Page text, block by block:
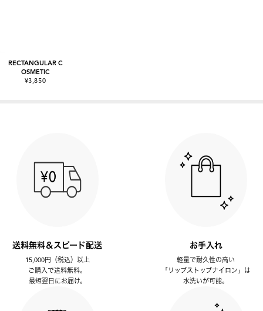
RECTANGULAR C
OSMETIC
¥3,850
送料無料＆スピード配送
15,000円（税込）以上
ご購入で送料無料。
最短翌日にお届け。
お手入れ
軽量で耐久性の高い
「リップストップナイロン」は
水洗いが可能。